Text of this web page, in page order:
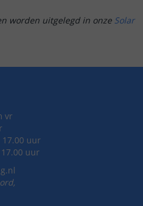
worden uitgelegd in onze Solar
vr
17.00 uur
uur